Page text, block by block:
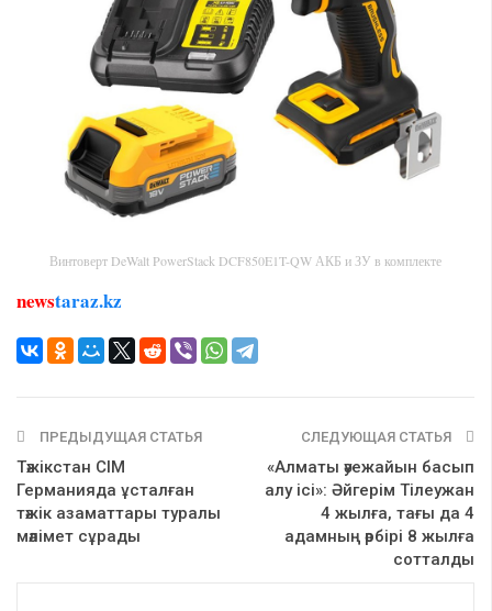
Винтоверт DeWalt PowerStack DCF850E1T-QW АКБ и ЗУ в комплекте
newstaraz.kz
ПРЕДЫДУЩАЯ СТАТЬЯ
Тәжікстан СІМ
Германияда ұсталған
тәжік азаматтары туралы
мәлімет сұрады
СЛЕДУЮЩАЯ СТАТЬЯ
«Алматы әуежайын басып
алу ісі»: Әйгерім Тілеужан
4 жылға, тағы да 4
адамның әрбірі 8 жылға
сотталды